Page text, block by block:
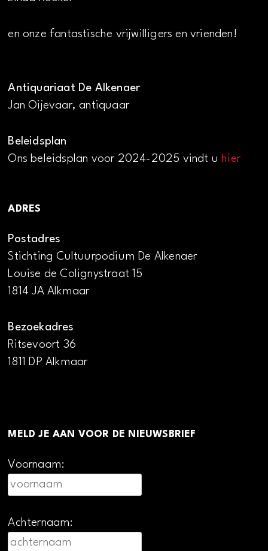
en onze fantastische vrijwilligers en vrienden!
Antiquariaat De Alkenaer
Jan Oijevaar, antiquaar
Beleidsplan
Ons beleidsplan voor 2024-2025 vindt uhier
ADRES
Postadres
Stichting Cultuurpodium De Alkenaer
Louise de Colignystraat 15
1814 JA Alkmaar
Bezoekadres
Ritsevoort 36
1811 DP Alkmaar
MELD JE AAN VOOR DE NIEUWSBRIEF
Voornaam:
Achternaam: